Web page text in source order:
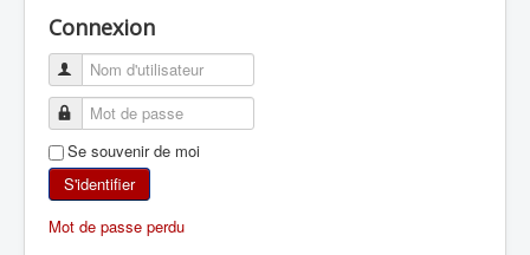
ESCALADE
ALPINISME
SKI DE RANDONNÉE
Connexion
Se souvenir de moi
S'identifier
Mot de passe perdu